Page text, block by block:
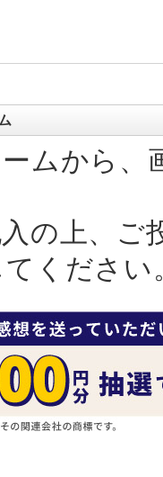
ムから
の上、ご
ください